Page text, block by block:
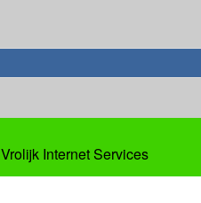
Vrolijk Internet Services